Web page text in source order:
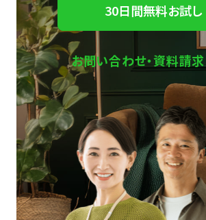
30日間無料お試し
お問い合わせ・資料請求